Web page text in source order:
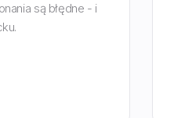
są błędne - i